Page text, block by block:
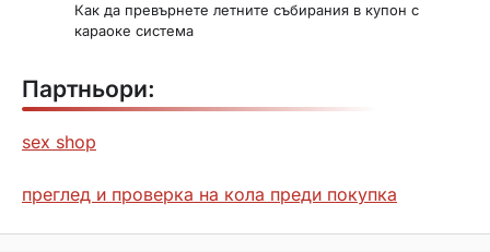
Как да превърнете летните събирания в купон с
караоке система
Партньори:
sex shop
преглед и проверка на кола преди покупка